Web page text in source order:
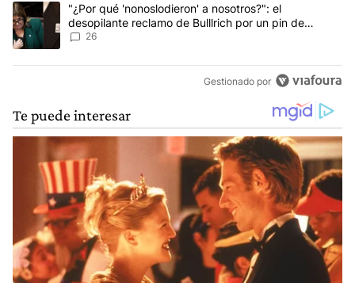
Un artículo de tendencia con el título ""¿Por qué 'nonoslodieron'
"¿Por qué 'nonoslodieron' a nosotros?": el
desopilante reclamo de Bulllrich por un pin de
Malvinas
26
Gestionado por